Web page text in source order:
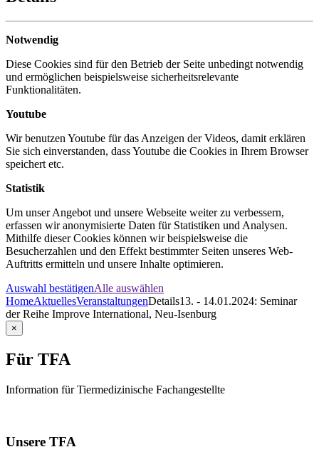
Notwendig
Diese Cookies sind für den Betrieb der Seite unbedingt notwendig
und ermöglichen beispielsweise sicherheitsrelevante
Funktionalitäten.
Youtube
Wir benutzen Youtube für das Anzeigen der Videos, damit erklären
Sie sich einverstanden, dass Youtube die Cookies in Ihrem Browser
speichert etc.
Statistik
Um unser Angebot und unsere Webseite weiter zu verbessern,
erfassen wir anonymisierte Daten für Statistiken und Analysen.
Mithilfe dieser Cookies können wir beispielsweise die
Besucherzahlen und den Effekt bestimmter Seiten unseres Web-
Auftritts ermitteln und unsere Inhalte optimieren.
Auswahl bestätigenAlle auswählen
HomeAktuellesVeranstaltungenDetails13. - 14.01.2024: Seminar
der Reihe Improve International, Neu-Isenburg
×
Für TFA
Information für Tiermedizinische Fachangestellte
Unsere TFA